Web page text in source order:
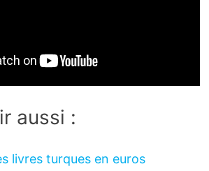
aussi :
livres turques en euros